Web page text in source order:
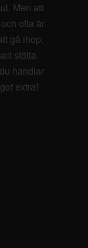
Men att
ofta är
gå ihop.
stötta
handlar
extra!